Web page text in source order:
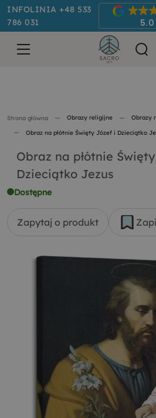
INFOLINIA +48 533
786 031
5.0
Strona główna Obrazy religijne Obrazy
Obraz na płótnie Święty Józef i Dzieciątko
Obraz na płótnie
Dzieciątko Jezus
Dostępne
Zapytaj o produkt